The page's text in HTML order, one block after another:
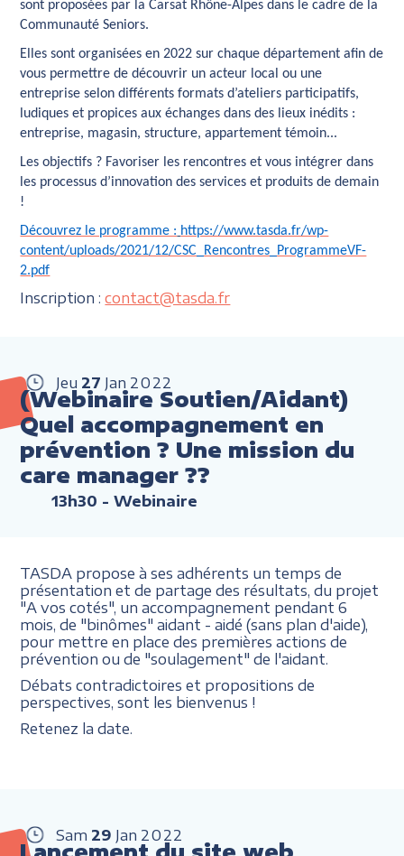
sont proposées par la Carsat Rhône-Alpes dans le cadre de la
Communauté Seniors.
Elles sont organisées en 2022 sur chaque département afin de
vous permettre de découvrir un acteur local ou une
entreprise selon différents formats d’ateliers participatifs,
ludiques et propices aux échanges dans des lieux inédits :
entreprise, magasin, structure, appartement témoin...
Les objectifs ? Favoriser les rencontres et vous intégrer dans
les processus d’innovation des services et produits de demain
!
Découvrez le programme : https://www.tasda.fr/wp-
content/uploads/2021/12/CSC_Rencontres_ProgrammeVF-
2.pdf
Inscription :contact@tasda.fr
Jeu 27 Jan 2022
(Webinaire Soutien/Aidant)
Quel accompagnement en
prévention ? Une mission du
care manager ??
13h30 - Webinaire
TASDA propose à ses adhérents un temps de
présentation et de partage des résultats, du projet
"A vos cotés", un accompagnement pendant 6
mois, de "binômes" aidant - aidé (sans plan d'aide),
pour mettre en place des premières actions de
prévention ou de "soulagement" de l'aidant.
Débats contradictoires et propositions de
perspectives, sont les bienvenus !
Retenez la date.
Sam 29 Jan 2022